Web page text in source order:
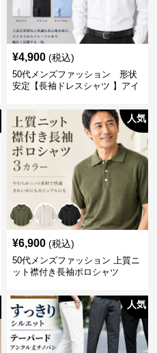
¥4,900 (税込)
50代メンズファッション 形状
安定【長袖ドレスシャツ 】アイ
人気
¥6,900 (税込)
50代メンズファッション 上質ニ
ット襟付き長袖ポロシャツ
人気